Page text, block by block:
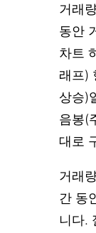
거래
동안
차트
래프)
상승)
음봉(
대로
거래
간 동
니다.